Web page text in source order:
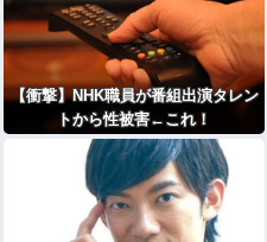
【衝撃】NHK職員が番組出演タレン
トから性被害←これ！